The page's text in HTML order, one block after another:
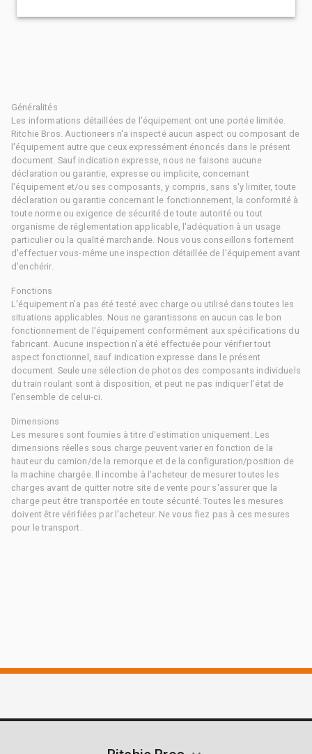
Généralités
Les informations détaillées de l'équipement ont une portée limitée.
Ritchie Bros. Auctioneers n'a inspecté aucun aspect ou composant de
l'équipement autre que ceux expressément énoncés dans le présent
document. Sauf indication expresse, nous ne faisons aucune
déclaration ou garantie, expresse ou implicite, concernant
l'équipement et/ou ses composants, y compris, sans s'y limiter, toute
déclaration ou garantie concernant le fonctionnement, la conformité à
toute norme ou exigence de sécurité de toute autorité ou tout
organisme de réglementation applicable, l'adéquation à un usage
particulier ou la qualité marchande. Nous vous conseillons fortement
d'effectuer vous-même une inspection détaillée de l'équipement avant
d'enchérir.
Fonctions
L'équipement n'a pas été testé avec charge ou utilisé dans toutes les
situations applicables. Nous ne garantissons en aucun cas le bon
fonctionnement de l'équipement conformément aux spécifications du
fabricant. Aucune inspection n'a été effectuée pour vérifier tout
aspect fonctionnel, sauf indication expresse dans le présent
document. Seule une sélection de photos des composants individuels
du train roulant sont à disposition, et peut ne pas indiquer l'état de
l'ensemble de celui-ci.
Dimensions
Les mesures sont fournies à titre d'estimation uniquement. Les
dimensions réelles sous charge peuvent varier en fonction de la
hauteur du camion/de la remorque et de la configuration/position de
la machine chargée. Il incombe à l'acheteur de mesurer toutes les
charges avant de quitter notre site de vente pour s'assurer que la
charge peut être transportée en toute sécurité. Toutes les mesures
doivent être vérifiées par l'acheteur. Ne vous fiez pas à ces mesures
pour le transport.